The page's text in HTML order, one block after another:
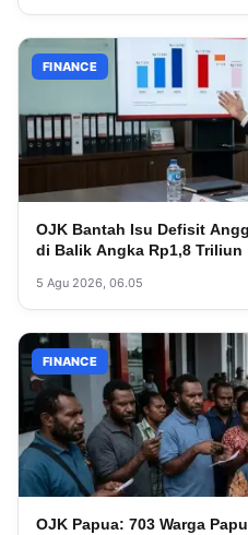
FINANCE
OJK Bantah Isu Defisit
di Balik Angka Rp1,8 Triliun
5 Agu 2026, 06.05
FINANCE
OJK Papua: 703 Warga